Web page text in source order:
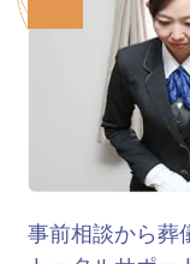
事前相談から葬